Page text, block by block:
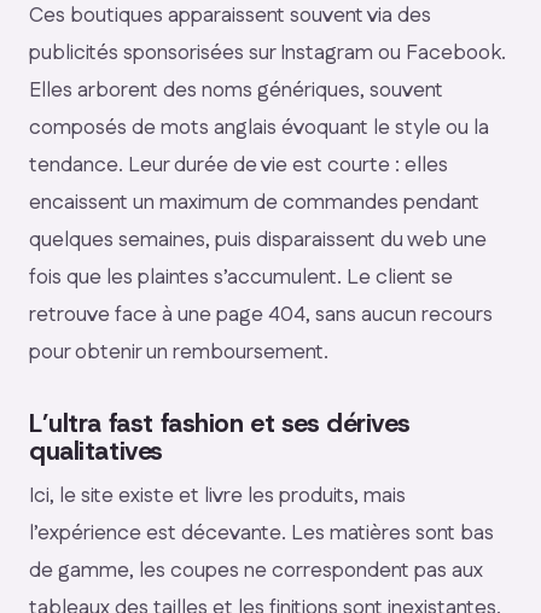
Ces boutiques apparaissent souvent via des
publicités sponsorisées sur Instagram ou Facebook.
Elles arborent des noms génériques, souvent
composés de mots anglais évoquant le style ou la
tendance. Leur durée de vie est courte : elles
encaissent un maximum de commandes pendant
quelques semaines, puis disparaissent du web une
fois que les plaintes s’accumulent. Le client se
retrouve face à une page 404, sans aucun recours
pour obtenir un remboursement.
L’ultra fast fashion et ses dérives
qualitatives
Ici, le site existe et livre les produits, mais
l’expérience est décevante. Les matières sont bas
de gamme, les coupes ne correspondent pas aux